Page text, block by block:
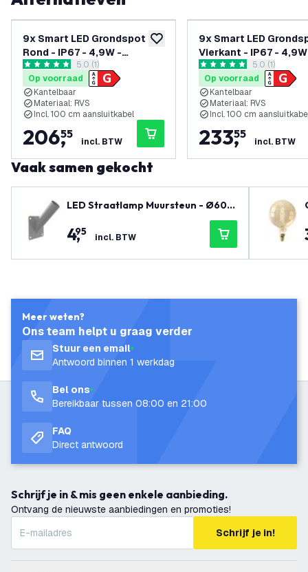
toevoegen aan verlanglijst
9x Smart LED Grondspot
Rond - IP67 - 4,9W -
RGB+CCT - 1M Kabel - Zwart
- Kantelbaar
reviews drawer openen
5 score sterren5.0 (1)
Op voorraad
Kantelbaar
Materiaal: RVS
Incl. 100 cm aansluitkabel
206,
55
incl. BTW
9x Smart LED
Vierkant - IP67 -
RGB+CCT - 1M Kabel
Kantelbaar
reviews
5 score sterren5.0 (1)
Op voorraad
Kantelbaar
Materiaal: RVS
Incl. 100 cm
233,
55
incl. BTW
Vaak samen gekocht
LED Straatlamp Muursteun - Ø60m
4,
95 incl. BTW
Meer weten?
Ons team helpt u graag verder
Stuur een email
Antwoord binnen 1 werkdag
Bel ons
Bereikbaar tussen 08:00 en 21:00
FAQ
Direct antwoord
Schrijf je in & mis geen enkele aanbieding.
Ontvang de nieuwste aanbiedingen en promoties!
Schrijf je in!